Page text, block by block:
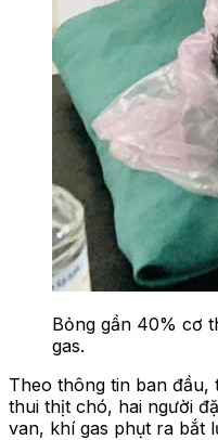
Bỏng gần 40% cơ
gas.
Theo thông tin ban đầu,
thui thịt chó, hai người
van, khí gas phụt ra bắt